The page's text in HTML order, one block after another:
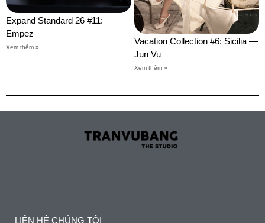
Expand Standard 26 #11:
Empez
Xem thêm »
Vacation Collection #6: Sicilia —
Jun Vu
Xem thêm »
LIÊN HỆ CHÚNG TÔI